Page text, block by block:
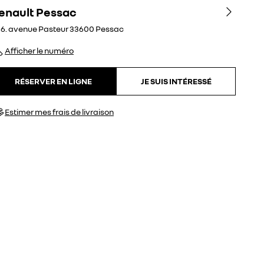
Pessac
avenue Pasteur33600 Pessac
Afficher le numéro
RÉSERVER EN LIGNE JE SUIS INTÉRESSÉ
Estimer mes frais de livraison